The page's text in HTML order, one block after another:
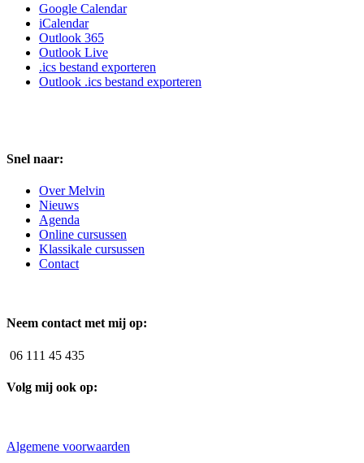
Google Calendar
iCalendar
Outlook 365
Outlook Live
.ics bestand exporteren
Outlook .ics bestand exporteren
Snel naar:
Over Melvin
Nieuws
Agenda
Online cursussen
Klassikale cursussen
Contact
Neem contact met mij op:
06 111 45 435
Volg mij ook op:
Algemene voorwaarden